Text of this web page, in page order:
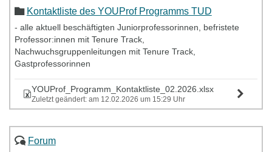
Kontaktliste des YOUProf Programms TUD
- alle aktuell beschäftigten Juniorprofessorinnen, befristete
Professor:innen mit Tenure Track,
Nachwuchsgruppenleitungen mit Tenure Track,
Gastprofessorinnen
YOUProf_Programm_Kontaktliste_02.2026.xlsx
Zuletzt geändert: am 12.02.2026 um 15:29 Uhr
Forum